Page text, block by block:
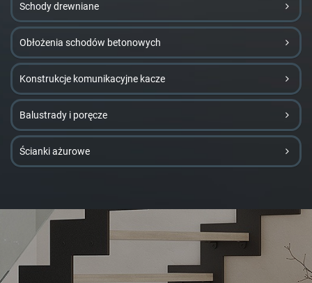
Schody drewniane
Obłożenia schodów betonowych
Konstrukcje komunikacyjne kacze
Balustrady i poręcze
Ścianki ażurowe